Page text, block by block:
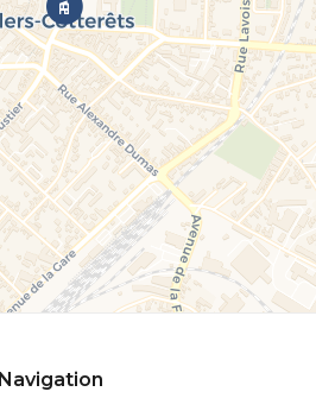
Navigation